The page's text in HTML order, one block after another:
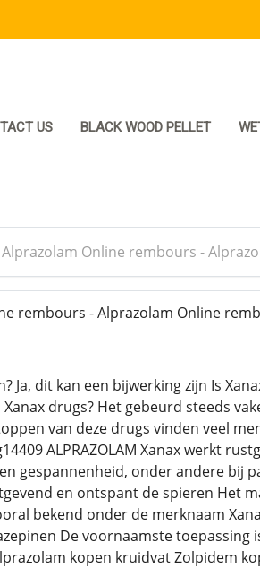
US BLACK WOOD PELLET
Online rembours -
rembours - Alprazolam Online
Ja, dit kan een bijwerking zijn Is
drugs? Het gebeurd steeds
van deze drugs vinden veel
ALPRAZOLAM Xanax werkt
gespannenheid, onder andere bij
en ontspant de spieren Het
bekend onder de merknaam
De voornaamste
kopen kruidvat Zolpidem